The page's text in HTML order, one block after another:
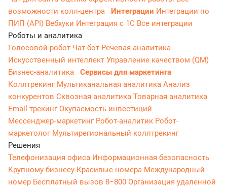
возможности колл-центра
Интеграции Интеграции по
ПИП (API) Вебхуки Интеграция с 1С Все интеграции
Роботы и аналитика
Голосовой робот Чат-бот Речевая аналитика
Искусственный интеллект Управление качеством (QM)
Бизнес-аналитика
Сервисы для маркетинга
Коллтрекинг Мультиканальная аналитика Анализ
конкурентов Сквозная аналитика Товарная аналитика
Email-трекингОкупаемость инвестиций
Мессенджер‑маркетинг Робот-аналитик Робот-
маркетолог Мультирегиональный коллтрекинг
Решения
Телефонизация офиса Информационная безопасность
Крупному бизнесу Красивые номера Международный
номер Бесплатный вызов 8−800 Организация удаленной